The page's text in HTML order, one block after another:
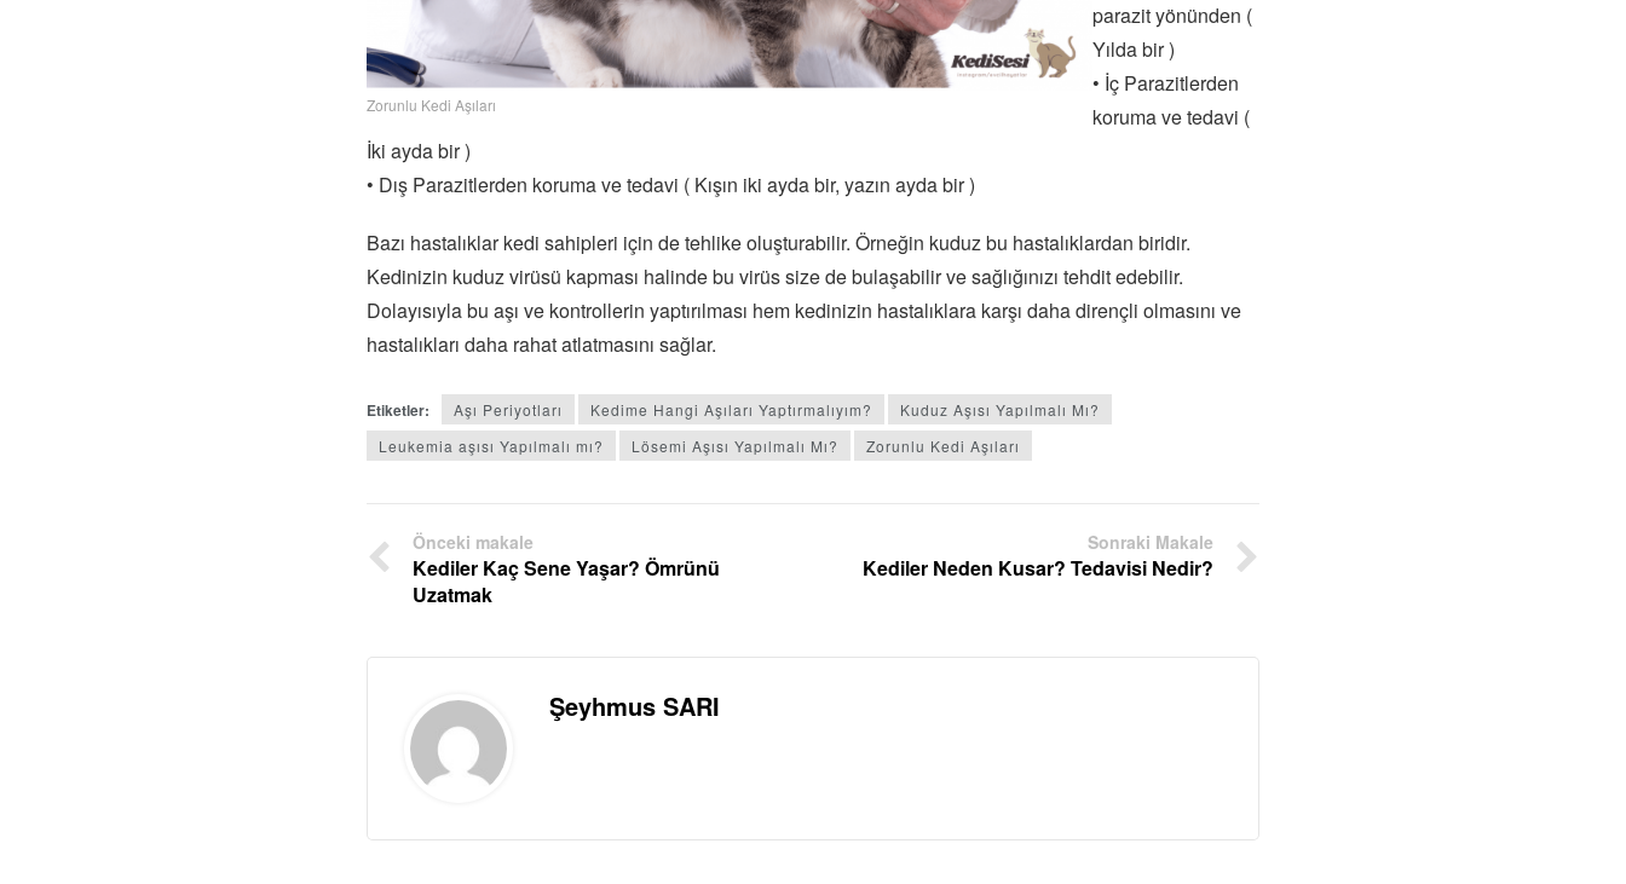
Zorunlu Kedi Aşıları
parazit yönünden (
Yılda bir )
• İç Parazitlerden
koruma ve tedavi (
İki ayda bir )
• Dış Parazitlerden koruma ve tedavi ( Kışın iki ayda bir, yazın ayda bir )
Bazı hastalıklar kedi sahipleri için de tehlike oluşturabilir. Örneğin kuduz bu hastalıklardan biridir.
Kedinizin kuduz virüsü kapması halinde bu virüs size de bulaşabilir ve sağlığınızı tehdit edebilir.
Dolayısıyla bu aşı ve kontrollerin yaptırılması hem kedinizin hastalıklara karşı daha dirençli olmasını ve
hastalıkları daha rahat atlatmasını sağlar.
Etiketler: Aşı Periyotları Kedime Hangi Aşıları Yaptırmalıyım?
Kuduz Aşısı Yapılmalı Mı?
Leukemia aşısı Yapılmalı mı?
Lösemi Aşısı Yapılmalı Mı? Zorunlu Kedi Aşıları
Önceki makale
Kediler Kaç Sene Yaşar? Ömrünü
Uzatmak
Sonraki Makale
Kediler Neden Kusar? Tedavisi Nedir?
Şeyhmus SARI